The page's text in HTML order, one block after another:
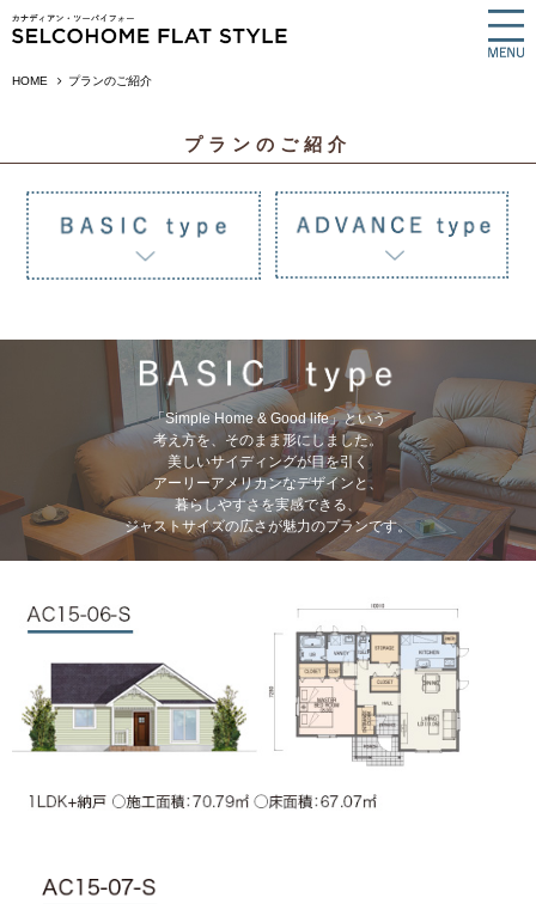
HOME プランのご紹介
プランのご紹介
「Simple Home & Good life」という
考え方を、そのまま形にしました。
美しいサイディングが目を引く
アーリーアメリカンなデザインと、
暮らしやすさを実感できる、
ジャストサイズの広さが魅力のプランです。